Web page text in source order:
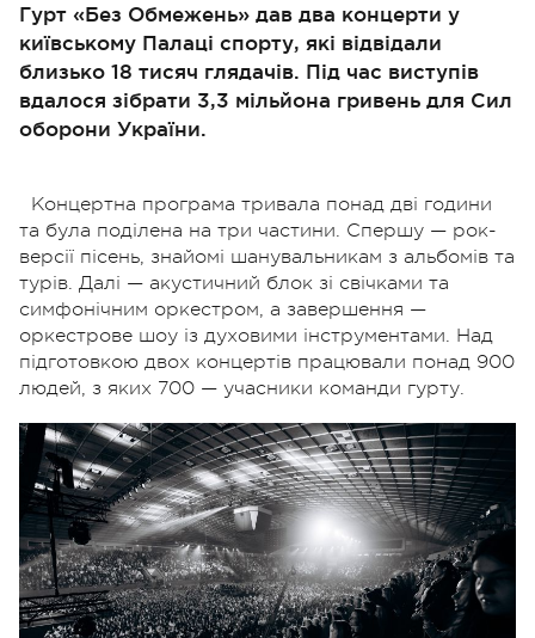
Гурт «Без Обмежень» дав два концерти у
київському Палаці спорту, які відвідали
близько 18 тисяч глядачів. Під час виступів
вдалося зібрати 3,3 мільйона гривень для Сил
оборони України.
Концертна програма тривала понад дві години
та була поділена на три частини. Спершу — рок-
версії пісень, знайомі шанувальникам з альбомів та
турів. Далі — акустичний блок зі свічками та
симфонічним оркестром, а завершення —
оркестрове шоу із духовими інструментами. Над
підготовкою двох концертів працювали понад 900
людей, з яких 700 — учасники команди гурту.